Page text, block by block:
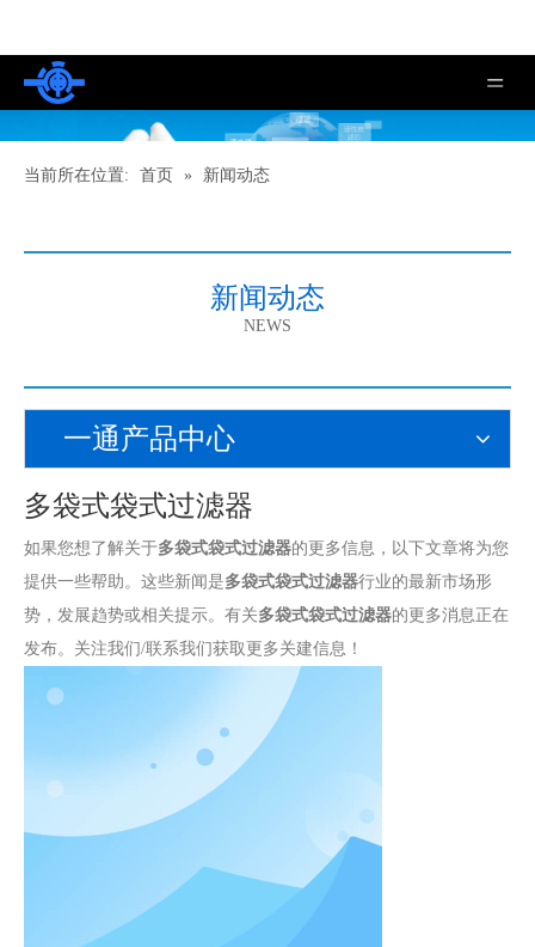
当前所在位置: 首页 » 新闻动态
新闻动态
NEWS
一通产品中心
多袋式袋式过滤器
如果您想了解关于多袋式袋式过滤器的更多信息，以下文章将为您
提供一些帮助。这些新闻是多袋式袋式过滤器行业的最新市场形
势，发展趋势或相关提示。有关多袋式袋式过滤器的更多消息正在
发布。关注我们/联系我们获取更多关建信息！